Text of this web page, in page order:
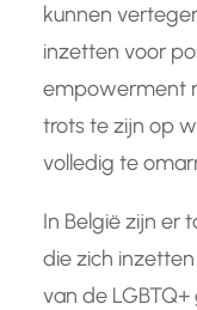
kunnen
inzetten voor
empowerment
trots te zijn op
volledig te
In België zijn er
die zich
van de